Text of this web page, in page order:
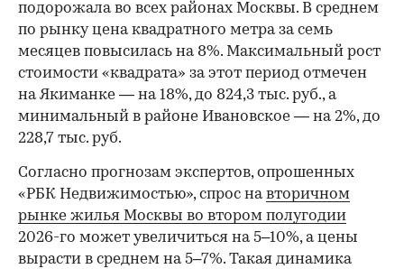
00:00
подорожала во всех районах Москвы. В среднем
по рынку цена квадратного метра за семь
месяцев повысилась на 8%. Максимальный рост
стоимости «квадрата» за этот период отмечен
на Якиманке — на 18%, до 824,3 тыс. руб., а
минимальный в районе Ивановское — на 2%, до
228,7 тыс. руб.
Согласно прогнозам экспертов, опрошенных
«РБК Недвижимостью», спрос навторичном
рынке жилья Москвы во втором полугодии
2026-го может увеличиться на 5–10%, а цены
вырасти в среднем на 5–7%. Такая динамика